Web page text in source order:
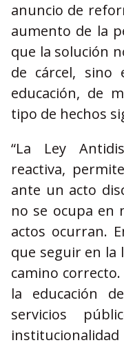
anuncio de
aumento de la
que la solución
de cárcel, sino
educación, de
tipo de hechos
“La Ley
reactiva,
ante un acto
no se ocupa en
actos ocurran.
que seguir en la
camino
la educación
servicios